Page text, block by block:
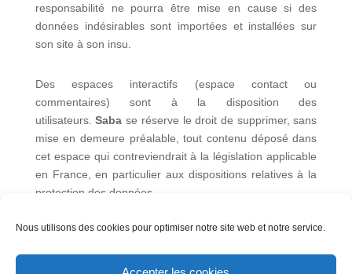
Nous utilisons des cookies pour optimiser notre site web et notre service.
responsabilité ne pourra être mise en cause si des
données indésirables sont importées et installées sur
son site à son insu.
Des espaces interactifs (espace contact ou
commentaires) sont à la disposition des
utilisateurs.Saba se réserve le droit de supprimer, sans
mise en demeure préalable, tout contenu déposé dans
cet espace qui contreviendrait à la législation applicable
en France, en particulier aux dispositions relatives à la
protection des données.
Le cas échéant,Sabase réserve également la
et/ou pénale de l’utilisateur, notamment en cas de